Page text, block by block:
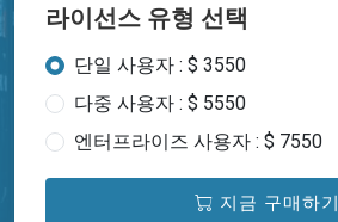
라이선스 유형 선택
단일 사용자 : $ 3550
다중 사용자 : $ 5550
엔터프라이즈 사용자 : $ 7550
지금 구매하기